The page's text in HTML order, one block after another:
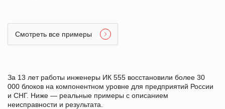
Смотреть все примеры
За 13 лет работы инженеры ИК 555 восстановили более 30
000 блоков на компонентном уровне для предприятий России
и СНГ. Ниже — реальные примеры с описанием
неисправности и результата.